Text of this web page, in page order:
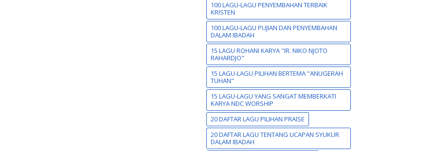
100 LAGU-LAGU PENYEMBAHAN TERBAIK
KRISTEN
100 LAGU-LAGU PUJIAN DAN PENYEMBAHAN
DALAM IBADAH
15 LAGU ROHANI KARYA "IR. NIKO NJOTO
RAHARDJO"
15 LAGU-LAGU PILIHAN BERTEMA "ANUGERAH
TUHAN"
15 LAGU-LAGU YANG SANGAT MEMBERKATI
KARYA NDC WORSHIP
20 DAFTAR LAGU PILIHAN PRAISE
20 DAFTAR LAGU TENTANG UCAPAN SYUKUR
DALAM IBADAH